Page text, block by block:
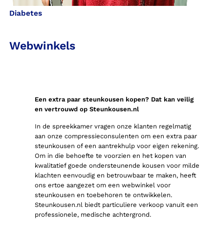
Diabetes
Webwinkels
Een extra paar steunkousen kopen? Dat kan veilig
en vertrouwd op Steunkousen.nl
In de spreekkamer vragen onze klanten regelmatig
aan onze compressieconsulenten om een extra paar
steunkousen of een aantrekhulp voor eigen rekening.
Om in die behoefte te voorzien en het kopen van
kwalitatief goede ondersteunende kousen voor milde
klachten eenvoudig en betrouwbaar te maken, heeft
ons ertoe aangezet om een webwinkel voor
steunkousen en toebehoren te ontwikkelen.
Steunkousen.nl biedt particuliere verkoop vanuit een
professionele, medische achtergrond.